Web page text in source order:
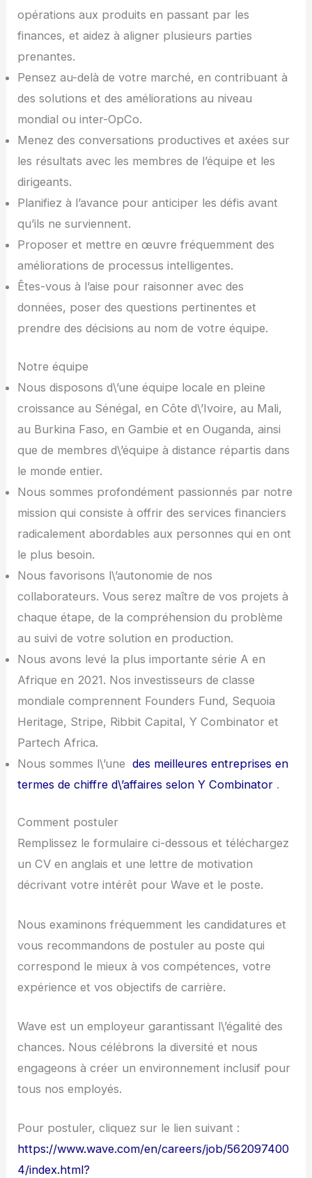
opérations aux produits en passant par les
finances, et aidez à aligner plusieurs parties
prenantes.
Pensez au-delà de votre marché, en contribuant à
des solutions et des améliorations au niveau
mondial ou inter-OpCo.
Menez des conversations productives et axées sur
les résultats avec les membres de l’équipe et les
dirigeants.
Planifiez à l’avance pour anticiper les défis avant
qu’ils ne surviennent.
Proposer et mettre en œuvre fréquemment des
améliorations de processus intelligentes.
Êtes-vous à l’aise pour raisonner avec des
données, poser des questions pertinentes et
prendre des décisions au nom de votre équipe.
Notre équipe
Nous disposons d\’une équipe locale en pleine
croissance au Sénégal, en Côte d\’Ivoire, au Mali,
au Burkina Faso, en Gambie et en Ouganda, ainsi
que de membres d\’équipe à distance répartis dans
le monde entier.
Nous sommes profondément passionnés par notre
mission qui consiste à offrir des services financiers
radicalement abordables aux personnes qui en ont
le plus besoin.
Nous favorisons l\’autonomie de nos
collaborateurs. Vous serez maître de vos projets à
chaque étape, de la compréhension du problème
au suivi de votre solution en production.
Nous avons levé la plus importante série A en
Afrique en 2021. Nos investisseurs de classe
mondiale comprennent Founders Fund, Sequoia
Heritage, Stripe, Ribbit Capital, Y Combinator et
Partech Africa.
Nous sommes l\’une des meilleures entreprises en
termes de chiffre d\’affaires selon Y Combinator .
Comment postuler
Remplissez le formulaire ci-dessous et téléchargez
un CV en anglais et une lettre de motivation
décrivant votre intérêt pour Wave et le poste.
Nous examinons fréquemment les candidatures et
vous recommandons de postuler au poste qui
correspond le mieux à vos compétences, votre
expérience et vos objectifs de carrière.
Wave est un employeur garantissant l\’égalité des
chances. Nous célébrons la diversité et nous
engageons à créer un environnement inclusif pour
tous nos employés.
Pour postuler, cliquez sur le lien suivant :
https://www.wave.com/en/careers/job/562097400
4/index.html?